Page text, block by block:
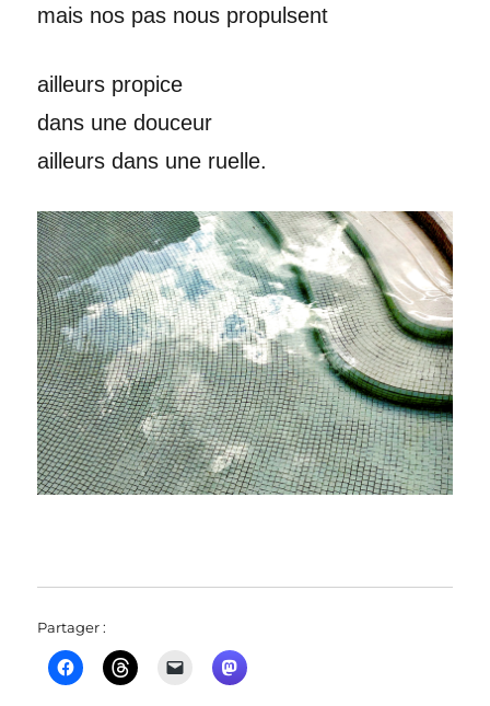
mais nos pas nous propulsent
ailleurs propice
dans une douceur
ailleurs dans une ruelle.
Partager :